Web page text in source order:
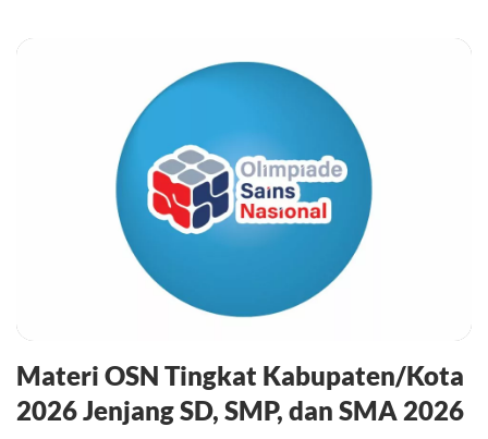
Materi OSN Tingkat Kabupaten/Kota
2026 Jenjang SD, SMP, dan SMA 2026